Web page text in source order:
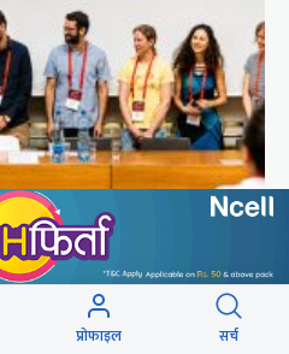
तिब्बत पक्षीय भाष्य
प्रोफाइल सर्च